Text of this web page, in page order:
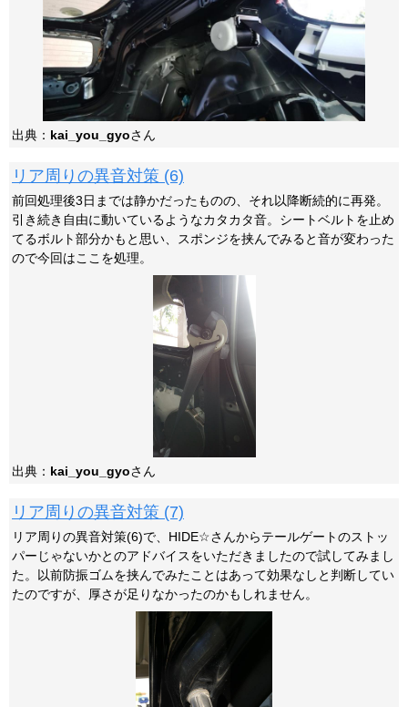
出典： kai_you_gyoさん
リア周りの異音対策 (6)
前回処理後3日までは静かだったものの、それ以降断続的に再発。
引き続き自由に動いているようなカタカタ音。シートベルトを止め
てるボルト部分かもと思い、スポンジを挟んでみると音が変わった
ので今回はここを処理。
出典： kai_you_gyoさん
リア周りの異音対策 (7)
リア周りの異音対策(6)で、HIDE☆さんからテールゲートのストッ
パーじゃないかとのアドバイスをいただきましたので試してみまし
た。以前防振ゴムを挟んでみたことはあって効果なしと判断してい
たのですが、厚さが足りなかったのかもしれません。